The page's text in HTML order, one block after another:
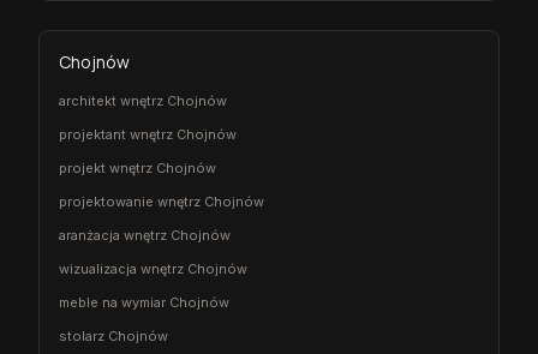
Chojnów
architekt wnętrz Chojnów
projektant wnętrz Chojnów
projekt wnętrz Chojnów
projektowanie wnętrz Chojnów
aranżacja wnętrz Chojnów
wizualizacja wnętrz Chojnów
meble na wymiar Chojnów
stolarz Chojnów